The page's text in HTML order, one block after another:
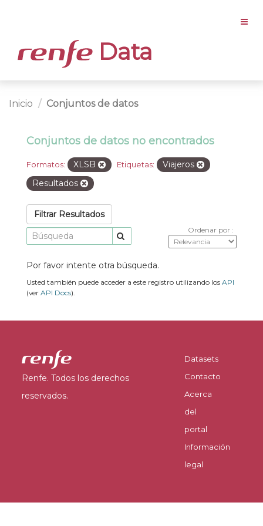
Data
Inicio Conjuntos de datos
Conjuntos de datos no encontrados
Formatos: XLSB Etiquetas:
Viajeros
Resultados
Filtrar Resultados
Ordenar por
Por favor intente otra búsqueda.
Usted también puede acceder a este registro utilizando los API
(ver API Docs).
Renfe. Todos los derechos
reservados.
Datasets
Contacto
Acerca
del
portal
Información
legal